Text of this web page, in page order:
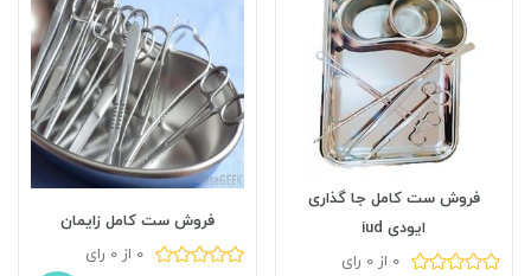
فروش ست کامل جا گذاری
ایودی iud
0 از 0 رای
فروش ست کامل زایمان
0 از 0 رای